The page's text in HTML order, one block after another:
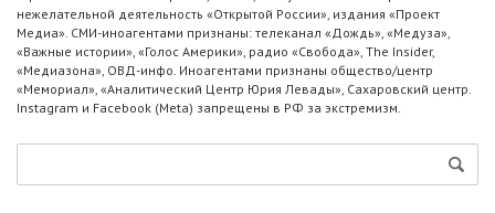
нежелательной деятельность «Открытой России», издания «Проект
Медиа». СМИ-иноагентами признаны: телеканал «Дождь», «Медуза»,
«Важные истории», «Голос Америки», радио «Свобода», The Insider,
«Медиазона», ОВД-инфо. Иноагентами признаны общество/центр
«Мемориал», «Аналитический Центр Юрия Левады», Сахаровский центр.
Instagram и Facebook (Metа) запрещены в РФ за экстремизм.